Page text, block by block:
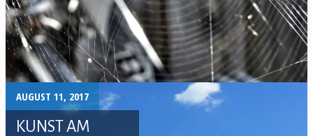
AUGUST 11, 2017
KUNST AM